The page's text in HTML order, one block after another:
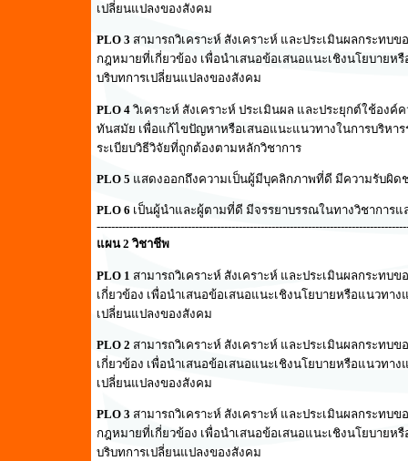
เปลี่ยนแปลงของสังคม
PLO 3 สามารถวิเคราะห์ สังเคราะห์ และประเมินผลกระทบ
กฎหมายที่เกี่ยวข้อง เพื่อนำเสนอข้อเสนอแนะเชิงนโยบาย
บริบทการเปลี่ยนแปลงของสังคม
PLO 4 วิเคราะห์ สังเคราะห์ ประเมินผล และประยุกต์ใช้อง
ทันสมัย เพื่อแก้ไขปัญหาหรือเสนอแนะแนวทางในการบริหา
ระเบียบวิธีวิจัยที่ถูกต้องตามหลักวิชาการ
PLO 5 แสดงออกถึงความเป็นผู้มีบุคลิกภาพที่ดี มีความรับผิด
PLO 6 เป็นผู้นำและผู้ตามที่ดี มีจรรยาบรรณในทางวิชาการแ
แผน 2 วิชาชีพ
PLO 1 สามารถวิเคราะห์ สังเคราะห์ และประเมินผลกระทบ
เกี่ยวข้อง เพื่อนำเสนอข้อเสนอแนะเชิงนโยบายหรือแนวท
เปลี่ยนแปลงของสังคม
PLO 2 สามารถวิเคราะห์ สังเคราะห์ และประเมินผลกระทบ
เกี่ยวข้อง เพื่อนำเสนอข้อเสนอแนะเชิงนโยบายหรือแนวท
เปลี่ยนแปลงของสังคม
PLO 3 สามารถวิเคราะห์ สังเคราะห์ และประเมินผลกระทบ
กฎหมายที่เกี่ยวข้อง เพื่อนำเสนอข้อเสนอแนะเชิงนโยบาย
บริบทการเปลี่ยนแปลงของสังคม